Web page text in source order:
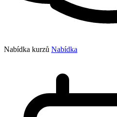
Nabídka kurzů Nabídka